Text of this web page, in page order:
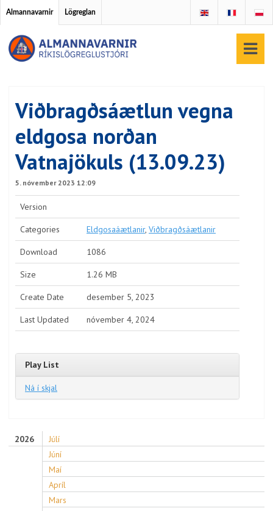
Almannavarnir Lögreglan
Viðbragðsáætlun vegna
eldgosa norðan
Vatnajökuls (13.09.23)
5. nóvember 2023 12:09
Version
Categories Eldgosaáætlanir, Viðbragðsáætlanir
Download 1086
Size 1.26 MB
Create Date desember 5, 2023
Last Updated nóvember 4, 2024
Play List
Ná í skjal
2026
Júlí
Júní
Maí
Apríl
Mars